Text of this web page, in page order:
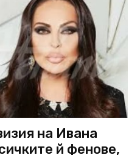
на Ивана
й фенове,